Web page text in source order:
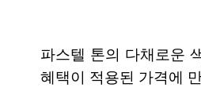
파스텔 톤의 다채로운
혜택이 적용된 가격에